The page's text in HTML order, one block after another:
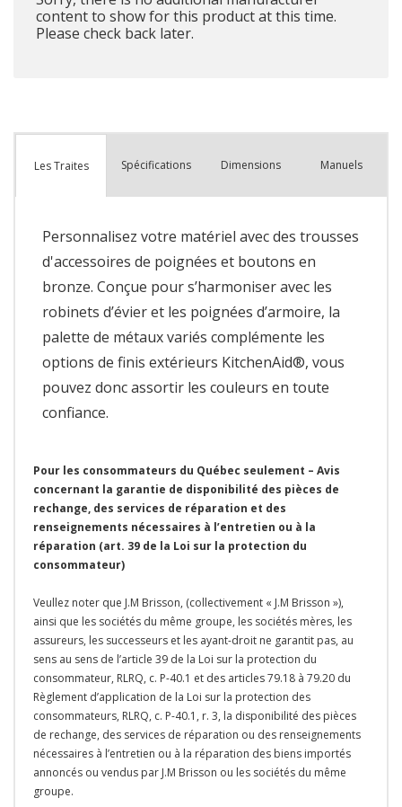
content to show for this product at this time.
Please check back later.
Les Traites Spécifications Dimensions Manuels
Personnalisez votre matériel avec des trousses
d'accessoires de poignées et boutons en
bronze. Conçue pour s’harmoniser avec les
robinets d’évier et les poignées d’armoire, la
palette de métaux variés complémente les
options de finis extérieurs KitchenAid®, vous
pouvez donc assortir les couleurs en toute
confiance.
Pour les consommateurs du Québec seulement – Avis
concernant la garantie de disponibilité des pièces de
rechange, des services de réparation et des
renseignements nécessaires à l’entretien ou à la
réparation (art. 39 de la Loi sur la protection du
consommateur)
Veullez noter que J.M Brisson, (collectivement « J.M Brisson »),
ainsi que les sociétés du même groupe, les sociétés mères, les
assureurs, les successeurs et les ayant-droit ne garantit pas, au
sens au sens de l’article 39 de la Loi sur la protection du
consommateur, RLRQ, c. P-40.1 et des articles 79.18 à 79.20 du
Règlement d’application de la Loi sur la protection des
consommateurs, RLRQ, c. P-40.1, r. 3, la disponibilité des pièces
de rechange, des services de réparation ou des renseignements
nécessaires à l’entretien ou à la réparation des biens importés
annoncés ou vendus par J.M Brisson ou les sociétés du même
groupe.